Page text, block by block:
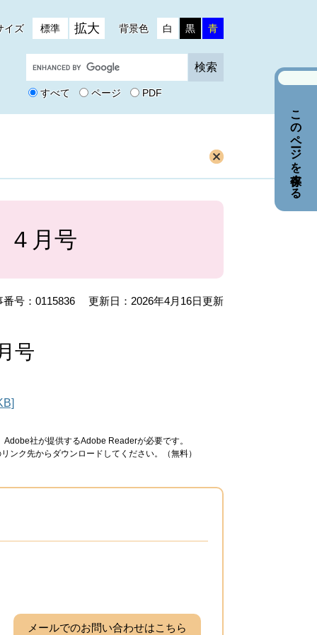
イズ 標準 拡大 背景色 白 黒 青
o
タ
すべて ページ PDF
月号
番号：0115836 更新日：2026年4月16日更新
号
社が提供するAdobe Readerが必要です。
ンク先からダウンロードしてください。（無料）
メールでのお問い合わせはこちら
このページを保存する